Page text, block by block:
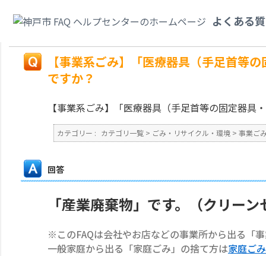
よくある
てればいいですか？
【事業系ごみ】「医療器具（手足首等
ですか？
【事業系ごみ】「医療器具（手足首等の固定器
カテゴリー : カテゴリ一覧 > ごみ・リサイクル・環境 > 事業ご
回答
「産業廃棄物」です。（クリー
※このFAQは会社やお店などの事業所から出る「
一般家庭から出る「家庭ごみ」の捨て方は家庭ご